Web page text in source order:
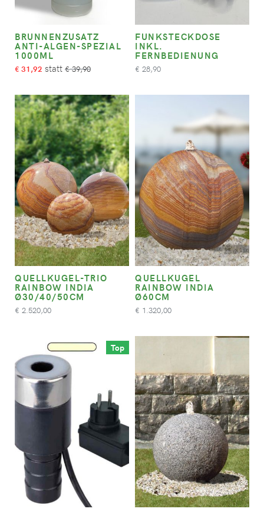
BRUNNENZUSATZ
ANTI-ALGEN-SPEZIAL
1000ML
€ 31,92 €39,90
FUNKSTECKDOSE
INKL.
FERNBEDIENUNG
€ 28,90
QUELLKUGEL-TRIO
RAINBOW INDIA
Ø30/40/50CM
€ 2.520,00
QUELLKUGEL
RAINBOW INDIA
Ø60CM
€ 1.320,00
Top